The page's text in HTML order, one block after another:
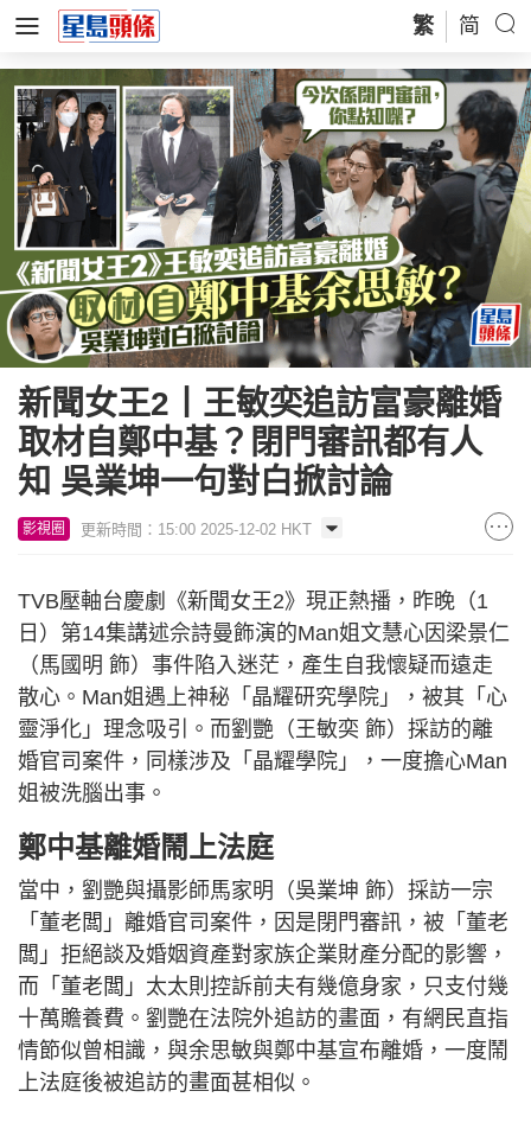
繁 简
新聞女王2丨王敏奕追訪富豪離婚
取材自鄭中基？閉門審訊都有人
知 吳業坤一句對白掀討論
影視圈 更新時間：15:00 2025-12-02 HKT
TVB壓軸台慶劇《新聞女王2》現正熱播，昨晚（1
日）第14集講述佘詩曼飾演的Man姐文慧心因梁景仁
（馬國明 飾）事件陷入迷茫，產生自我懷疑而遠走
散心。Man姐遇上神秘「晶耀研究學院」，被其「心
靈淨化」理念吸引。而劉艷（王敏奕 飾）採訪的離
婚官司案件，同樣涉及「晶耀學院」，一度擔心Man
姐被洗腦出事。
鄭中基離婚鬧上法庭
當中，劉艷與攝影師馬家明（吳業坤 飾）採訪一宗
「董老闆」離婚官司案件，因是閉門審訊，被「董老
闆」拒絕談及婚姻資產對家族企業財產分配的影響，
而「董老闆」太太則控訴前夫有幾億身家，只支付幾
十萬贍養費。劉艷在法院外追訪的畫面，有網民直指
情節似曾相識，與余思敏與鄭中基宣布離婚，一度鬧
上法庭後被追訪的畫面甚相似。